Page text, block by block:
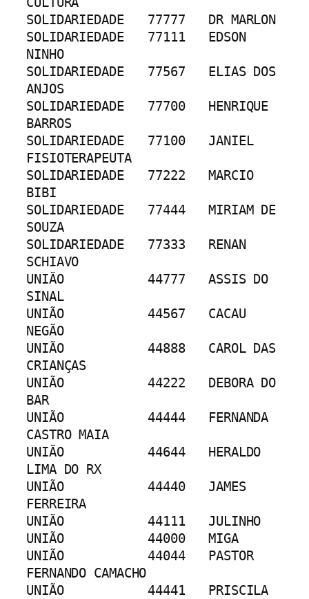
SOLIDARIEDADE	77777	DR MARLON
SOLIDARIEDADE	77111	EDSON
NINHO
SOLIDARIEDADE	77567	ELIAS DOS
ANJOS
SOLIDARIEDADE	77700	HENRIQUE
BARROS
SOLIDARIEDADE	77100	JANIEL
FISIOTERAPEUTA
SOLIDARIEDADE	77222	MARCIO
BIBI
SOLIDARIEDADE	77444	MIRIAM DE
SOUZA
SOLIDARIEDADE	77333	RENAN
SCHIAVO
UNIÃO		44777	ASSIS DO
SINAL
UNIÃO		44567	CACAU
NEGÃO
UNIÃO		44888	CAROL DAS
CRIANÇAS
UNIÃO		44222	DEBORA DO
BAR
UNIÃO		44444	FERNANDA
CASTRO MAIA
UNIÃO		44644	HERALDO
LIMA DO RX
UNIÃO		44440	JAMES
FERREIRA
UNIÃO		44111	JULINHO
UNIÃO		44000	MIGA
UNIÃO		44044	PASTOR
FERNANDO CAMACHO
UNIÃO		44441	PRISCILA